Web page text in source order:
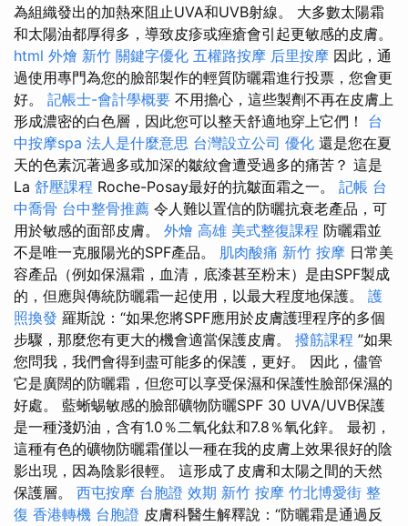
為組織發出的加熱來阻止UVA和UVB射線。 大多數太陽霜
和太陽油都厚得多，導致皮疹或痤瘡會引起更敏感的皮膚。
html 外燴 新竹 關鍵字優化 五權路按摩 后里按摩 因此，通
過使用專門為您的臉部製作的輕質防曬霜進行投票，您會更
好。 記帳士-會計學概要 不用擔心，這些製劑不再在皮膚上
形成濃密的白色層，因此您可以整天舒適地穿上它們！ 台
中按摩spa 法人是什麼意思 台灣設立公司 優化 還是您在夏
天的色素沉著過多或加深的皺紋會遭受過多的痛苦？ 這是
La 舒壓課程 Roche-Posay最好的抗皺面霜之一。 記帳 台
中喬骨 台中整骨推薦 令人難以置信的防曬抗衰老產品，可
用於敏感的面部皮膚。 外燴 高雄 美式整復課程 防曬霜並
不是唯一克服陽光的SPF產品。 肌肉酸痛 新竹 按摩 日常美
容產品（例如保濕霜，血清，底漆甚至粉末）是由SPF製成
的，但應與傳統防曬霜一起使用，以最大程度地保護。 護
照換發 羅斯說：“如果您將SPF應用於皮膚護理程序的多個
步驟，那麼您有更大的機會適當保護皮膚。 撥筋課程 ”如果
您問我，我們會得到盡可能多的保護，更好。 因此，儘管
它是廣闊的防曬霜，但您可以享受保濕和保護性臉部保濕的
好處。 藍蜥蜴敏感的臉部礦物防曬SPF 30 UVA/UVB保護
是一種淺奶油，含有1.0％二氧化鈦和7.8％氧化鋅。 最初，
這種有色的礦物防曬霜僅以一種在我的皮膚上效果很好的陰
影出現，因為陰影很輕。 這形成了皮膚和太陽之間的天然
保護層。 西屯按摩 台胞證 效期 新竹 按摩 竹北博愛街 整
復 香港轉機 台胞證 皮膚科醫生解釋說：“防曬霜是通過反